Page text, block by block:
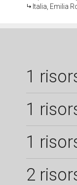
Italia, Emilia
1
1
1
2